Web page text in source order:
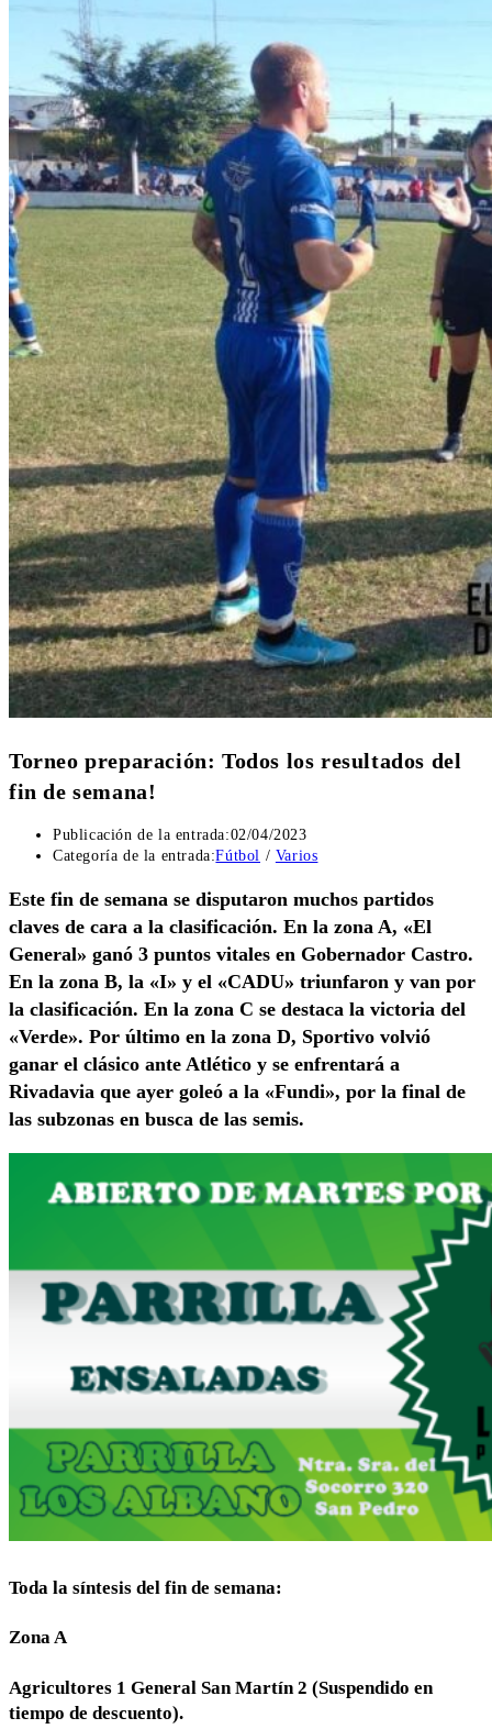
Torneo preparación: Todos los resultados del
fin de semana!
Publicación de la entrada:02/04/2023
Categoría de la entrada:Fútbol / Varios
Este fin de semana se disputaron muchos partidos
claves de cara a la clasificación. En la zona A, «El
General» ganó 3 puntos vitales en Gobernador Castro.
En la zona B, la «I» y el «CADU» triunfaron y van por
la clasificación. En la zona C se destaca la victoria del
«Verde». Por último en la zona D, Sportivo volvió
ganar el clásico ante Atlético y se enfrentará a
Rivadavia que ayer goleó a la «Fundi», por la final de
las subzonas en busca de las semis.
Toda la síntesis del fin de semana:
Zona A
Agricultores 1 General San Martín 2 (Suspendido en
tiempo de descuento).